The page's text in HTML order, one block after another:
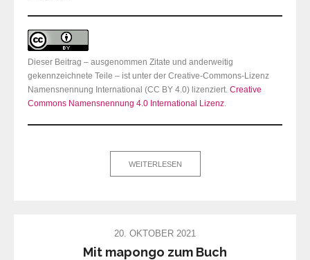
Dieser Beitrag – ausgenommen Zitate und anderweitig
gekennzeichnete Teile – ist unter der Creative-Commons-Lizenz
Namensnennung International (CC BY 4.0) lizenziert. Creative
Commons Namensnennung 4.0 International Lizenz
WEITERLESEN
20. OKTOBER 2021
Mit mapongo zum Buch